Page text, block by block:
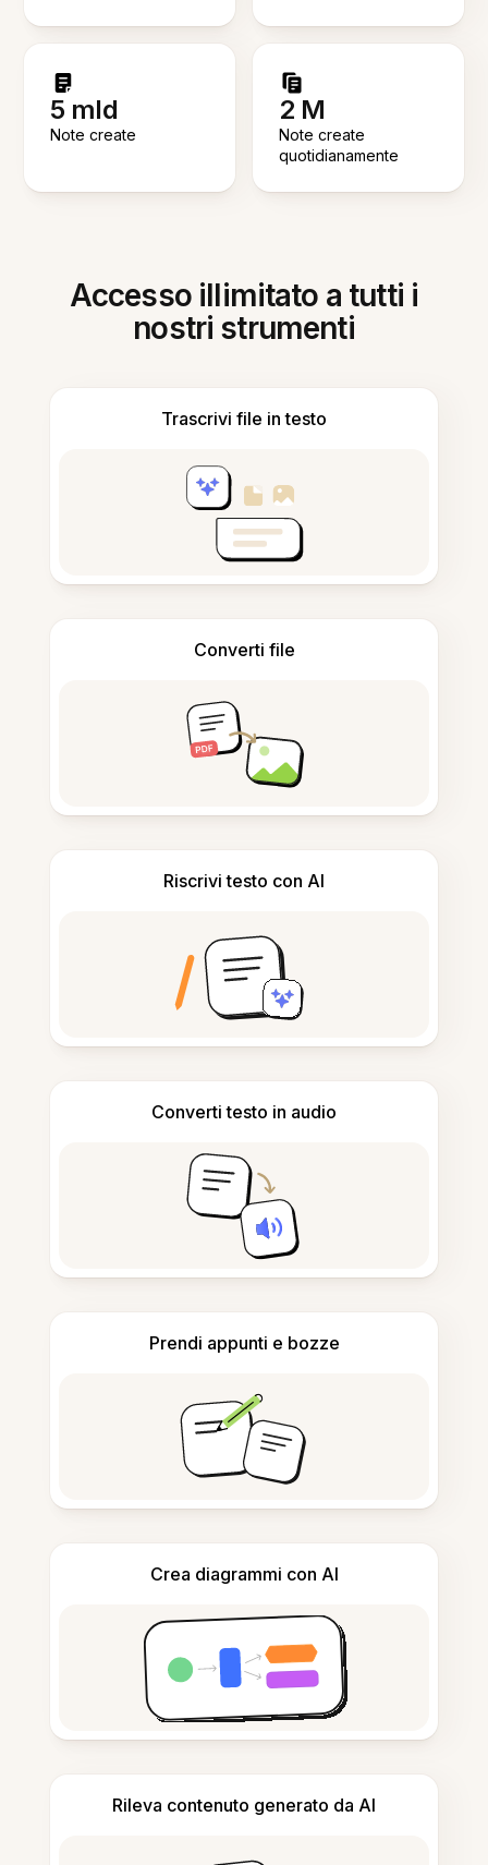
5 mld
Note create
2 M
Note create
quotidianamente
Accesso illimitato a tutti i
nostri strumenti
Trascrivi file in testo
Converti file
Riscrivi testo con AI
Converti testo in audio
Prendi appunti e bozze
Crea diagrammi con AI
Rileva contenuto generato da AI